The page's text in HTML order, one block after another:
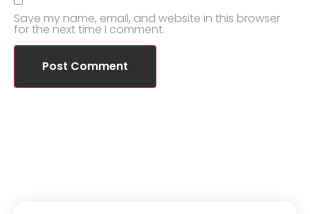
Save my name, email, and website in this browser
for the next time I comment.